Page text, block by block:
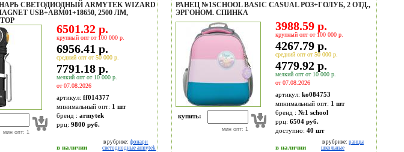
СВЕТОДИОДНЫЙ ARMYTEK WIZARD
USB+ABM01+18650, 2500 ЛМ,
мин опт: 1
6501.32 р.
крупный опт от 100 000 р.
6956.41 р.
средний опт от 50 000 р.
7791.18 р.
мелкий опт от 10 000 р.
от 07.08.2026
артикул:ff014377
минимальный опт: 1 шт
бренд :armytek
ррц:9800 руб.
в наличии
в рубрике:фонари
светодиодные armytek
РАНЕЦ №1SCHOOL BASIC CASUAL РОЗ+ГОЛУБ, 2 ОТД.,
ЭРГОНОМ. СПИНКА
купить:
мин опт: 1
3988.59 р.
крупный опт от 100 000 р.
4267.79 р.
средний опт от 50 000 р.
4779.92 р.
мелкий опт от 10 000 р.
от 07.08.2026
артикул: ko084753
минимальный опт: 1 шт
бренд : №1 school
ррц: 6504 руб.
доступно: 40 шт
в наличии
в рубрике: ранцы
школьные